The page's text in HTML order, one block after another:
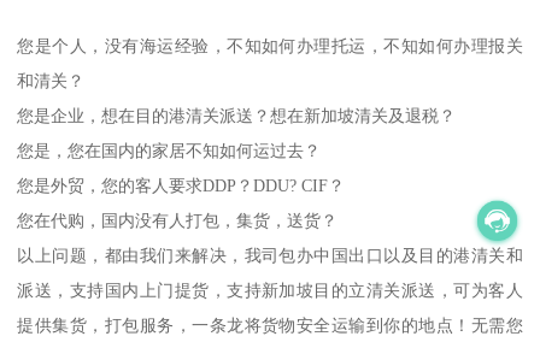
您是个人，没有海运经验，不知如何办理托运，不知如何办理报关
和清关？
您是企业，想在目的港清关派送？想在新加坡清关及退税？
您是，您在国内的家居不知如何运过去？
您是外贸，您的客人要求DDP？DDU? CIF？
您在代购，国内没有人打包，集货，送货？
以上问题，都由我们来解决，我司包办中国出口以及目的港清关和
派送，支持国内上门提货，支持新加坡目的立清关派送，可为客人
提供集货，打包服务，一条龙将货物安全运输到你的地点！无需您